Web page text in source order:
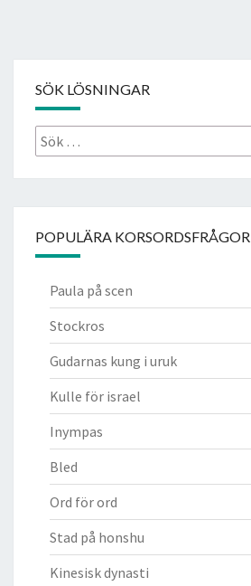
SÖK LÖSNINGAR
Sök
efter:
POPULÄRA KORSORDSFRÅGOR
Paula på scen
Stockros
Gudarnas kung i uruk
Kulle för israel
Inympas
Bled
Ord för ord
Stad på honshu
Kinesisk dynasti